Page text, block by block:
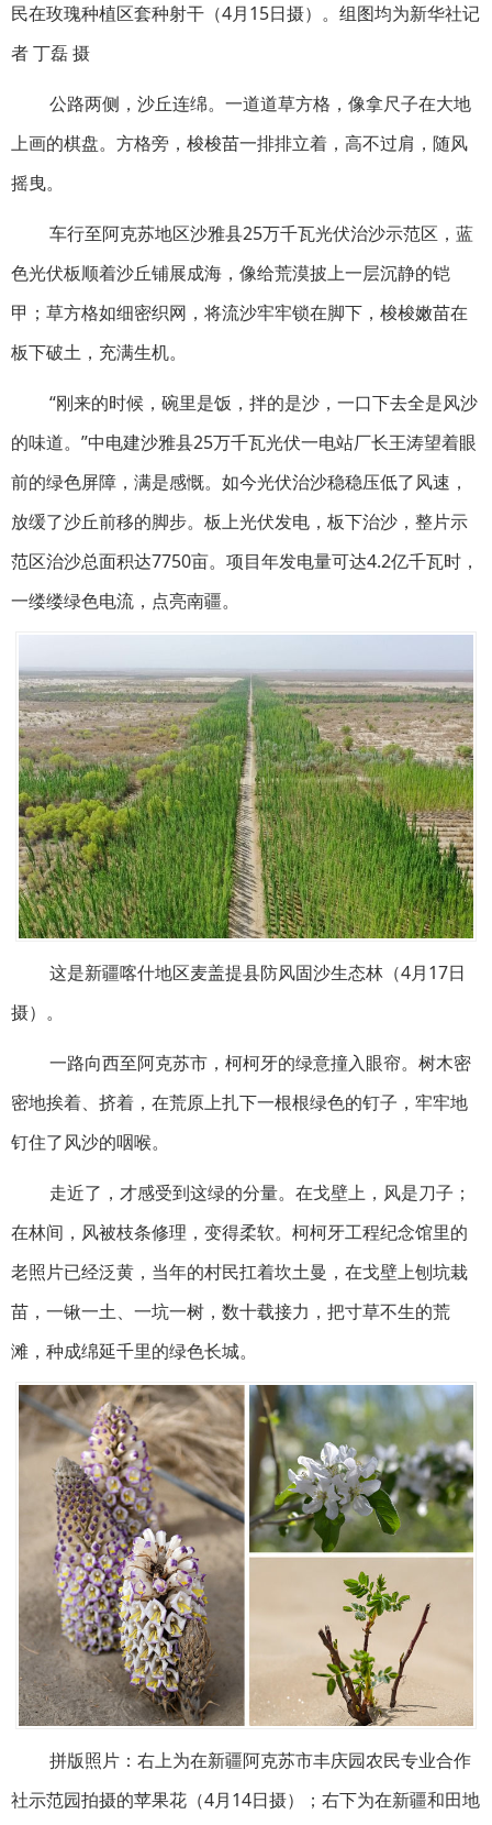
民在玫瑰种植区套种射干（4月15日摄）。组图均为新华社记
者 丁磊 摄
公路两侧，沙丘连绵。一道道草方格，像拿尺子在大地
上画的棋盘。方格旁，梭梭苗一排排立着，高不过肩，随风
摇曳。
车行至阿克苏地区沙雅县25万千瓦光伏治沙示范区，蓝
色光伏板顺着沙丘铺展成海，像给荒漠披上一层沉静的铠
甲；草方格如细密织网，将流沙牢牢锁在脚下，梭梭嫩苗在
板下破土，充满生机。
“刚来的时候，碗里是饭，拌的是沙，一口下去全是风沙
的味道。”中电建沙雅县25万千瓦光伏一电站厂长王涛望着眼
前的绿色屏障，满是感慨。如今光伏治沙稳稳压低了风速，
放缓了沙丘前移的脚步。板上光伏发电，板下治沙，整片示
范区治沙总面积达7750亩。项目年发电量可达4.2亿千瓦时，
一缕缕绿色电流，点亮南疆。
这是新疆喀什地区麦盖提县防风固沙生态林（4月17日
摄）。
一路向西至阿克苏市，柯柯牙的绿意撞入眼帘。树木密
密地挨着、挤着，在荒原上扎下一根根绿色的钉子，牢牢地
钉住了风沙的咽喉。
走近了，才感受到这绿的分量。在戈壁上，风是刀子；
在林间，风被枝条修理，变得柔软。柯柯牙工程纪念馆里的
老照片已经泛黄，当年的村民扛着坎土曼，在戈壁上刨坑栽
苗，一锹一土、一坑一树，数十载接力，把寸草不生的荒
滩，种成绵延千里的绿色长城。
拼版照片：右上为在新疆阿克苏市丰庆园农民专业合作
社示范园拍摄的苹果花（4月14日摄）；右下为在新疆和田地